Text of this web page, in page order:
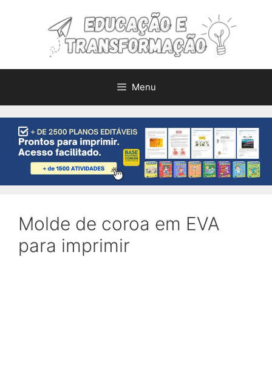
Menu
Molde de coroa em EVA
para imprimir